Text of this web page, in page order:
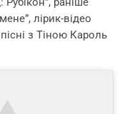
лірик-відео
з Тіною Кароль